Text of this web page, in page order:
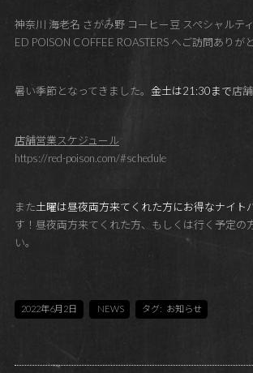
神奈川 海老名 さがみ野 コーヒー豆 スペシャル
ED POISON COFFEE ROASTERS へご訪問ありが
暑い季節となってきました。 金土は21:30まで店
店舗営業スケジュール
https://red-poison.com/#schedule
また土曜は昼夜両方来てくれた方にお得なナイト
す！昼夜両方来てくれた方、もしくは行く予定の
い。
2022年6月2日 NEWS タグ: お知らせ